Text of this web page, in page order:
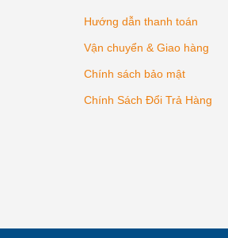
Hướng dẫn thanh toán
Vận chuyển & Giao hàng
Chính sách bảo mật
Chính Sách Đổi Trả Hàng